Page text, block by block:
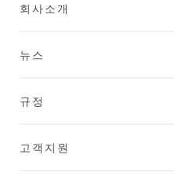
회사소개
뉴스
규정
고객지원